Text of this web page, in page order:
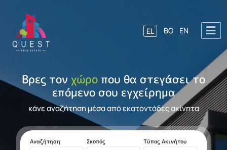
EL BG EN
Βρες τον χώρο που θα στεγάσει το
επόμενο σου εγχείρημα
κάνε αναζήτηση μέσα από εκατοντάδες ακίνητα
Αναζήτηση Σκοπός Τύπος Ακινήτου